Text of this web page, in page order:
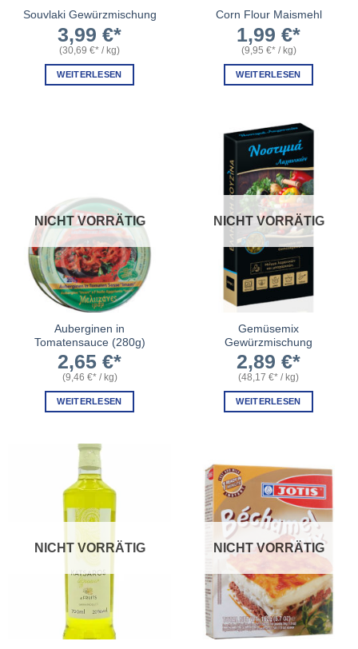
Souvlaki Gewürzmischung
3,99 €
(30,69 € / kg)
WEITERLESEN
Corn Flour Maismehl
1,99 €
(9,95 € / kg)
WEITERLESEN
NICHT VORRÄTIG
Auberginen in
Tomatensauce (280g)
2,65 €
(9,46 € / kg)
WEITERLESEN
NICHT VORRÄTIG
Gemüsemix
Gewürzmischung
2,89 €
(48,17 € / kg)
WEITERLESEN
NICHT VORRÄTIG NICHT VORRÄTIG